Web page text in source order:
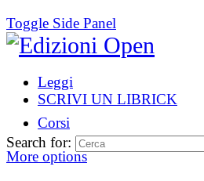
Toggle Side Panel
Leggi
SCRIVI UN LIBRICK
Corsi
More options
Search for: